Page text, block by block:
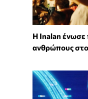
Η Inalan ένωσε
ανθρώπους